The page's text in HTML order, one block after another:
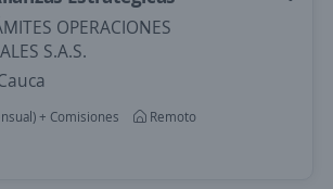
OPERACIONES
S.A.S.
+ Comisiones
Remoto